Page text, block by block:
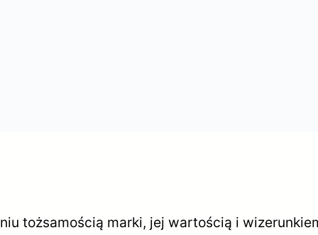
tożsamością marki, jej wartością i